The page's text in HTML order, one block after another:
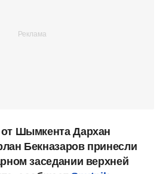
Шымкента Дархан
Бекназаров принесли
заседании верхней